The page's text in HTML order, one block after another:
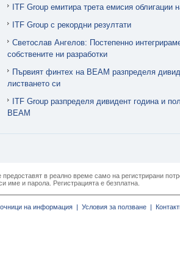
ITF Group емитира трета емисия облигации
ITF Group с рекордни резултати
Светослав Ангелов: Постепенно
собствените ни разработки
Първият финтех на BEAM разпределя
листването си
ITF Group разпределя дивидент година и
BEAM
в реално време само на регистрирани
име и парола. Регистрацията е безплатна.
на информация | Условия за ползване |